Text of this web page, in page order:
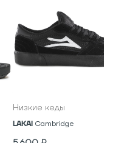
Низкие кеды
LAKAI Cambridge